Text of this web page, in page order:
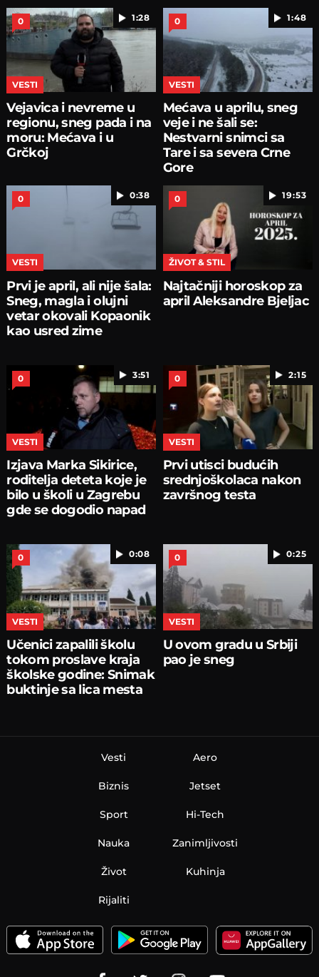
1:28
0
VESTI
Vejavica i nevreme u
regionu, sneg pada i na
moru: Mećava i u
Grčkoj
1:48
0
VESTI
Mećava u aprilu, sneg
veje i ne šali se:
Nestvarni snimci sa
Tare i sa severa Crne
Gore
0:38
0
VESTI
Prvi je april, ali nije šala:
Sneg, magla i olujni
vetar okovali Kopaonik
kao usred zime
19:53
0
ŽIVOT & STIL
Najtačniji horoskop za
april Aleksandre Bjeljac
3:51
0
VESTI
Izjava Marka Sikirice,
roditelja deteta koje je
bilo u školi u Zagrebu
gde se dogodio napad
2:15
0
VESTI
Prvi utisci budućih
srednjoškolaca nakon
završnog testa
0:08
0
VESTI
Učenici zapalili školu
tokom proslave kraja
školske godine: Snimak
buktinje sa lica mesta
0:25
0
VESTI
U ovom gradu u Srbiji
pao je sneg
Vesti
Biznis
Sport
Nauka
Aero
Jetset
Hi-Tech
Zanimljivosti
Život Kuhinja
Rijaliti